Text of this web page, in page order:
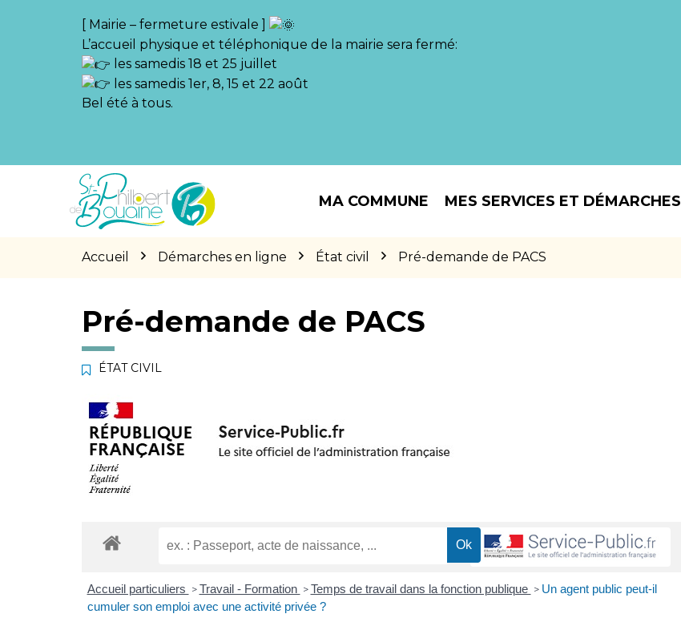
[ Mairie – fermeture estivale ]
L’accueil physique et téléphonique de la mairie sera fermé:
les samedis 18 et 25 juillet
les samedis 1er, 8, 15 et 22 août
Bel été à tous.
MA COMMUNE MES SERVICES ET DÉMARCHES
Accueil Démarches en ligne État civil Pré-demande de PACS
Pré-demande de PACS
ÉTAT CIVIL
Accueil particuliers > Travail - Formation > Temps de travail dans la fonction publique > Un agent public peut-il
cumuler son emploi avec une activité privée ?